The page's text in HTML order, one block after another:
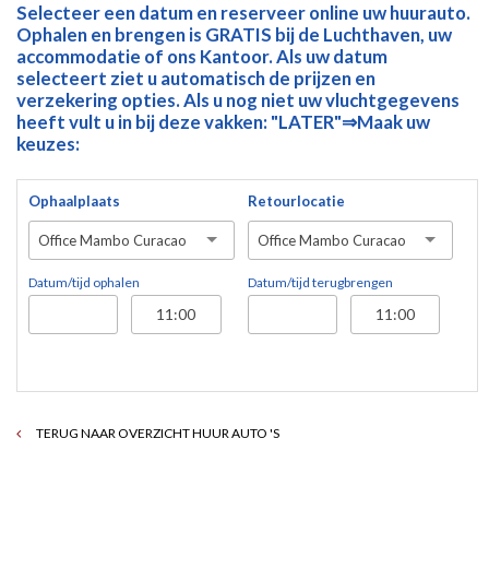
Selecteer een datum en reserveer online uw huurauto.
Ophalen en brengen is GRATIS bij de Luchthaven, uw
accommodatie of ons Kantoor. Als uw datum
selecteert ziet u automatisch de prijzen en
verzekering opties. Als u nog niet uw vluchtgegevens
heeft vult u in bij deze vakken: "LATER"⇒Maak uw
keuzes:
Ophaalplaats
Office Mambo Curacao
Datum/tijd ophalen
Retourlocatie
Office Mambo Curacao
Datum/tijd terugbrengen
TERUG NAAR OVERZICHT HUUR AUTO 'S